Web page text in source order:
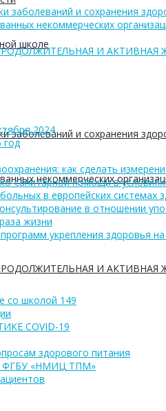
школе
и сохранения
некоммерческих
И АКТИВНАЯ
заболеваний и сохранения
некоммерческих
И АКТИВНАЯ
2024
год
как сделать
санитарной помощи в
в европейских системах
в отношении
жизни
укрепления здоровья
со школой 149
COVID-19
здорового питания
ФГБУ «НМИЦ ТПМ»